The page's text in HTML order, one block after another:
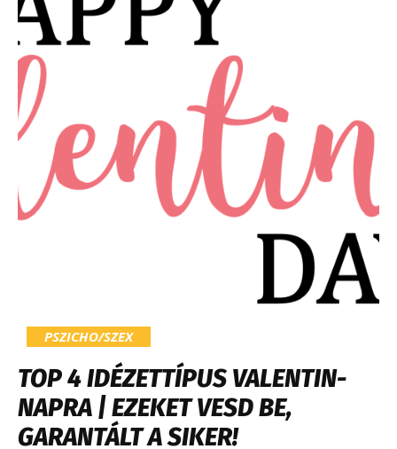
PSZICHO/SZEX
TOP 4 IDÉZETTÍPUS VALENTIN-
NAPRA | EZEKET VESD BE,
GARANTÁLT A SIKER!